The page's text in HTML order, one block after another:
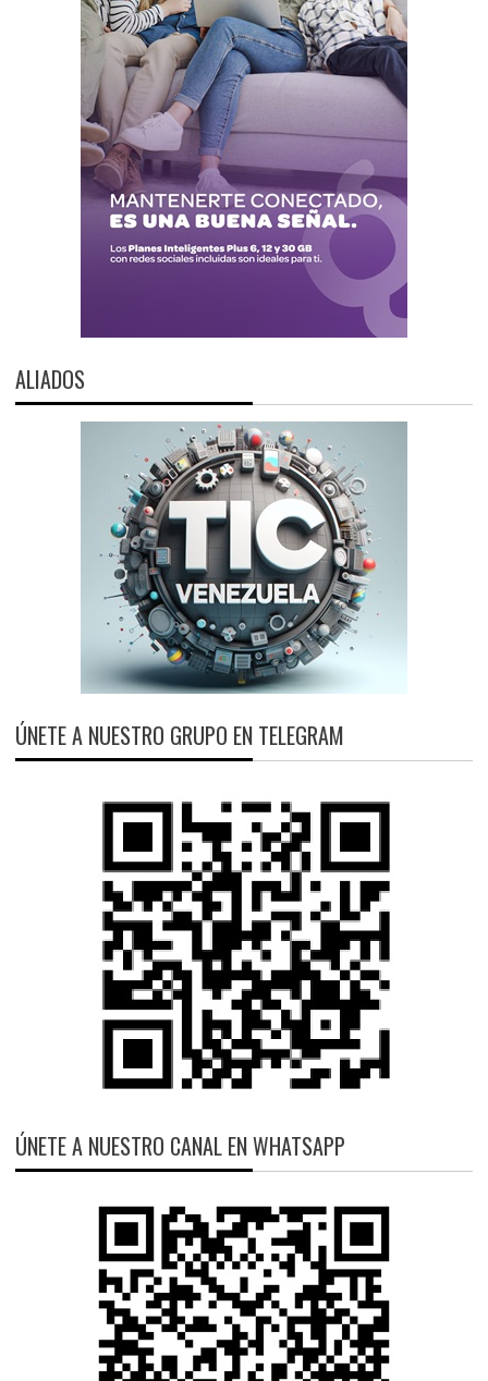
ALIADOS
ÚNETE A NUESTRO GRUPO EN TELEGRAM
ÚNETE A NUESTRO CANAL EN WHATSAPP